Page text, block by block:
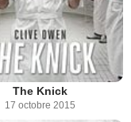
The Knick
17 octobre 2015